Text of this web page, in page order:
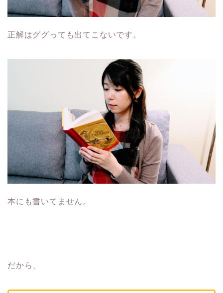
正解はググっても出てこないです。
本にも書いてません。
だから、